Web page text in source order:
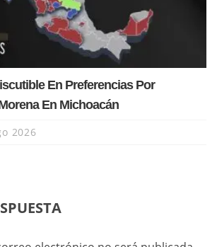
En Preferencias Por
En Michoacán
2026